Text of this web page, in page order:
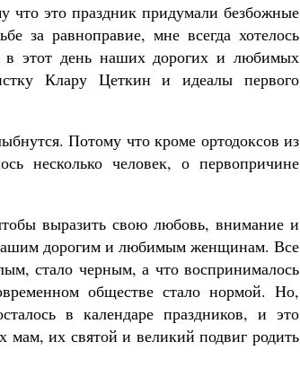
что это праздник придумали безбожные
за равноправие, мне всегда хотелось
в этот день наших дорогих и любимых
Клару Цеткин и идеалы первого
Потому что кроме ортодоксов из
несколько человек, о первопричине
выразить свою любовь, внимание и
дорогим и любимым женщинам. Все
стало черным, а что воспринималось
обществе стало нормой. Но,
в календаре праздников, и это
их святой и великий подвиг родить